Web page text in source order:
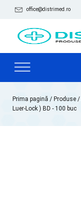
office@distrimed.ro
Prima pagină / Produse /
Luer-Lock ) BD - 100 buc